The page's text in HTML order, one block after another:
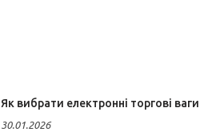
Як вибрати електронні торгові
30.01.2026